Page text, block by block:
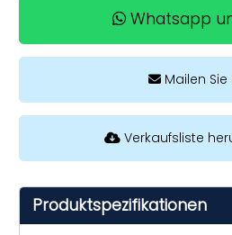
Whatsapp
Mailen Sie
Verkaufsliste
Produktspezifikationen